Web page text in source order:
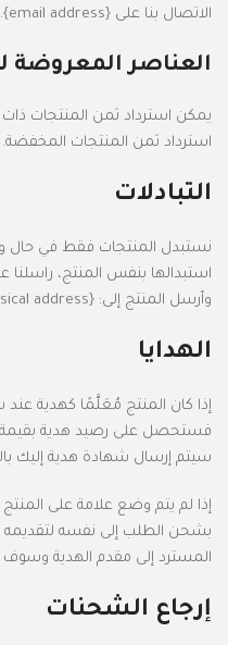
الاتصال بنا على {email address}.
العناصر المعروضة
يمكن استرداد ثمن المنتجات
استرداد ثمن المنتجات المخفضة.
التبادلات
نستبدل المنتجات فقط في حال
وأرسل المنتج إلى: {physical address}.
الهدايا
إذا كان المنتج مُعَلَّمًا كهدية
فستحصل على رصيد هدية بقيمة
سيتم إرسال شهادة هدية إليك
إذا لم يتم وضع علامة على
بشحن الطلب إلى نفسه لتقديمه
المسترد إلى مقدم الهدية
إرجاع الشحنات